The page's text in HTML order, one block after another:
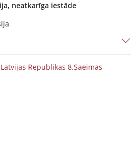
neatkarīga iestāde
Republikas 8.Saeimas